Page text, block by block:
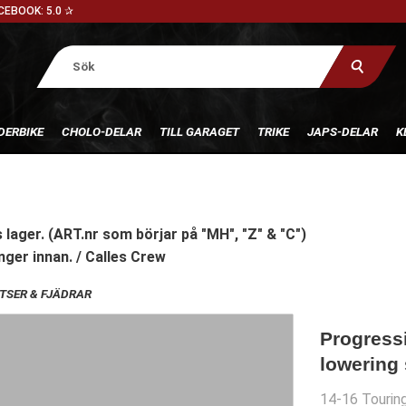
5.0 ✰
CHOLO-DELAR TILL GARAGET TRIKE JAPS-DELAR
(ART.nr som börjar på "MH", "Z" & "C")
innan. / Calles Crew
& FJÄDRAR
lowering
14-16